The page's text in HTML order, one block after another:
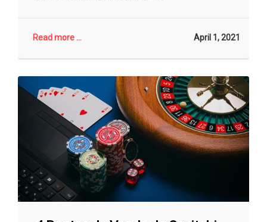
Read more ... April 1, 2021